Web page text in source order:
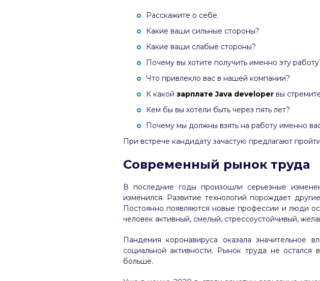
Расскажите о себе.
Какие ваши сильные стороны?
Какие ваши слабые стороны?
Почему вы хотите получить именно эту
Что привлекло вас в нашей компании?
К какой зарплате Java developer вы
Кем бы вы хотели быть через пять лет?
Почему мы должны взять на работу именно
При встрече кандидату зачастую предлагают
Современный рынок труда
В последние годы произошли серьезные
изменился. Развитие технологий порождает
Постоянно появляются новые профессии и люди
человек активный, смелый, стрессоустойчивый,
Пандемия коронавируса оказала значительное
социальной активности. Рынок труда не остался
больше.